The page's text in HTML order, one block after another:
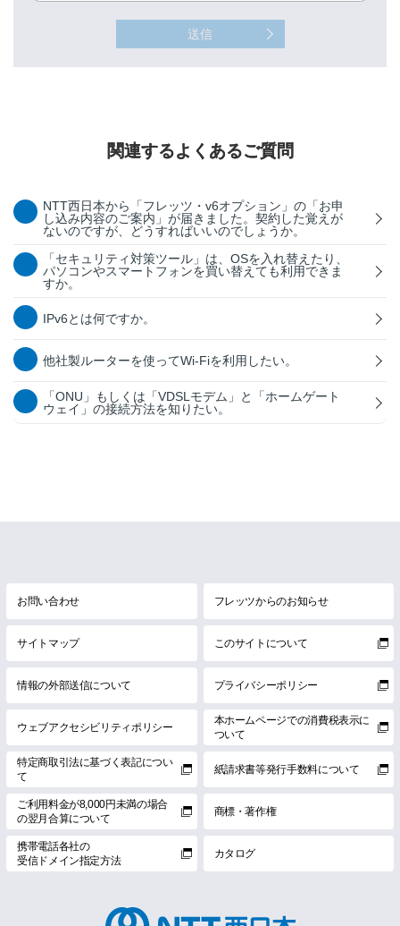
送信
関連するよくあるご質問
NTT西日本から「フレッツ・v6オプション」の「お申
し込み内容のご案内」が届きました。契約した覚えが
ないのですが、どうすればいいのでしょうか。
「セキュリティ対策ツール」は、OSを入れ替えたり、
パソコンやスマートフォンを買い替えても利用できま
すか。
IPv6とは何ですか。
他社製ルーターを使ってWi-Fiを利用したい。
「ONU」もしくは「VDSLモデム」と「ホームゲート
ウェイ」の接続方法を知りたい。
お問い合わせ フレッツからのお知らせ
サイトマップ このサイトについて
情報の外部送信について プライバシーポリシー
ウェブアクセシビリティポリシー
本ホームページでの消費税表示に
ついて
特定商取引法に基づく表記につい
て
紙請求書等発行手数料について
ご利用料金が8,000円未満の場合
の翌月合算について
商標・著作権
携帯電話各社の
受信ドメイン指定方法
カタログ